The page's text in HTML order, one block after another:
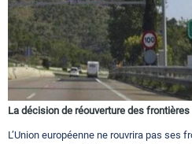
La décision de réouverture des frontières
L’Union européenne ne rouvrira pas ses